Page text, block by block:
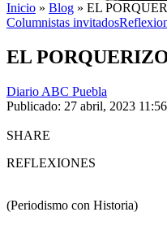
Inicio » Blog » EL
Columnistas invitados
EL
Diario ABC Puebla
Publicado: 27 abril, 2023 11:56
SHARE
REFLEXIONES
(Periodismo con Historia)